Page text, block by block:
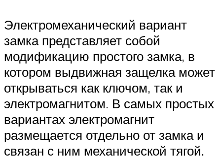
Электромеханический вариант
замка представляет собой
модификацию простого замка, в
котором выдвижная защелка может
открываться как ключом, так и
электромагнитом. В самых простых
вариантах электромагнит
размещается отдельно от замка и
связан с ним механической тягой.